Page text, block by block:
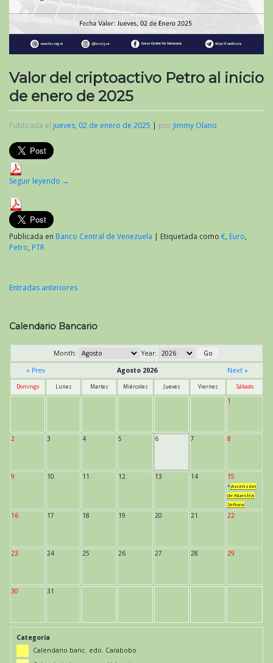
Valor del criptoactivo Petro al inicio
de enero de 2025
Publicada el jueves, 02 de enero de 2025 | por Jimmy Olano
Seguir leyendo →
Publicada en Banco Central de Venezuela | Etiquetada como €, Euro,
Petro, PTR
de
entradas
Entradas anteriores
Calendario Bancario
Month:
Year:
« Prev
Agosto 2026 Next »
Domingo Lunes Martes Miércoles Jueves Viernes Sábado
1
2 3 4 5 6 7 8
9 10 11 12 13 14 15
* Ascensión
de Nuestra
Señora
16 17 18 19 20 21 22
23 24 25 26 27 28 29
30 31
Categoría
Calendario banc. edo. Carabobo